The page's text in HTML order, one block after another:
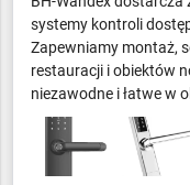
systemy kontroli
Zapewniamy montaż,
restauracji i obiektów
niezawodne i łatwe w